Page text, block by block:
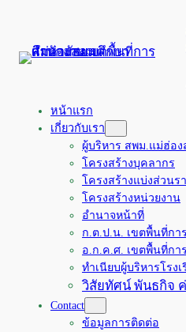
หน้าแรก
เกี่ยวกับเรา
ผู้บริหาร สพม.แม่ฮ่อ
โครงสร้างบุคลากร
โครงสร้างแบ่งส่วนร
โครงสร้างหน่วยงาน
อำนาจหน้าที่
ก.ต.ป.น. เขตพื้นที่กา
อ.ก.ค.ศ. เขตพื้นที่กา
ทำเนียบผู้บริหารโรงเ
วิสัยทัศน์ พันธกิจ
Contact
ข้อมูลการติดต่อ